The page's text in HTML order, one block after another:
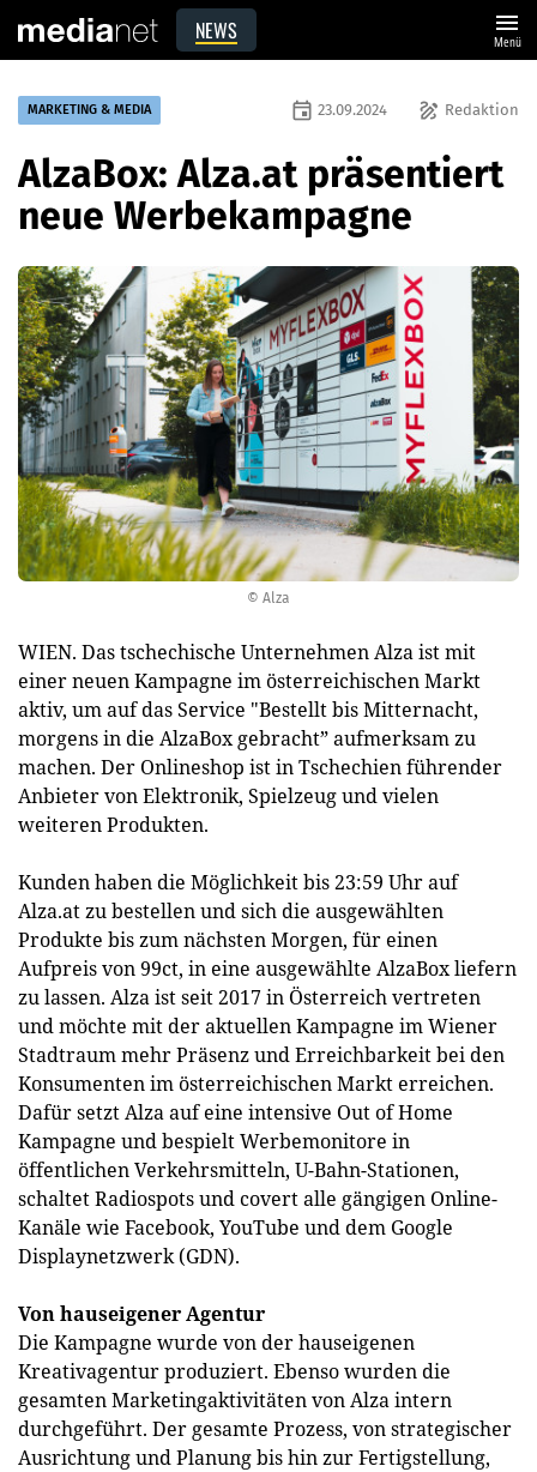
NEWS menu
Menü
© Alza
MARKETING & MEDIA draw Redaktion
event 23.09.2024
AlzaBox: Alza.at präsentiert
neue Werbekampagne
WIEN. Das tschechische Unternehmen Alza ist mit
einer neuen Kampagne im österreichischen Markt
aktiv, um auf das Service "Bestellt bis Mitternacht,
morgens in die AlzaBox gebracht” aufmerksam zu
machen. Der Onlineshop ist in Tschechien führender
Anbieter von Elektronik, Spielzeug und vielen
weiteren Produkten.
Kunden haben die Möglichkeit bis 23:59 Uhr auf
Alza.at zu bestellen und sich die ausgewählten
Produkte bis zum nächsten Morgen, für einen
Aufpreis von 99ct, in eine ausgewählte AlzaBox liefern
zu lassen. Alza ist seit 2017 in Österreich vertreten
und möchte mit der aktuellen Kampagne im Wiener
Stadtraum mehr Präsenz und Erreichbarkeit bei den
Konsumenten im österreichischen Markt erreichen.
Dafür setzt Alza auf eine intensive Out of Home
Kampagne und bespielt Werbemonitore in
öffentlichen Verkehrsmitteln, U-Bahn-Stationen,
schaltet Radiospots und covert alle gängigen Online-
Kanäle wie Facebook, YouTube und dem Google
Displaynetzwerk (GDN).
Von hauseigener Agentur
Die Kampagne wurde von der hauseigenen
Kreativagentur produziert. Ebenso wurden die
gesamten Marketingaktivitäten von Alza intern
durchgeführt. Der gesamte Prozess, von strategischer
Ausrichtung und Planung bis hin zur Fertigstellung,